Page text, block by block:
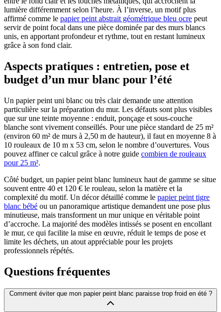
lumière différemment selon l’heure. À l’inverse, un motif plus
affirmé comme le papier peint abstrait géométrique bleu ocre peut
servir de point focal dans une pièce dominée par des murs blancs
unis, en apportant profondeur et rythme, tout en restant lumineux
grâce à son fond clair.
Aspects pratiques : entretien, pose et
budget d’un mur blanc pour l’été
Un papier peint uni blanc ou très clair demande une attention
particulière sur la préparation du mur. Les défauts sont plus visibles
que sur une teinte moyenne : enduit, ponçage et sous-couche
blanche sont vivement conseillés. Pour une pièce standard de 25 m²
(environ 60 m² de murs à 2,50 m de hauteur), il faut en moyenne 8 à
10 rouleaux de 10 m x 53 cm, selon le nombre d’ouvertures. Vous
pouvez affiner ce calcul grâce à notre guide combien de rouleaux
pour 25 m².
Côté budget, un papier peint blanc lumineux haut de gamme se situe
souvent entre 40 et 120 € le rouleau, selon la matière et la
complexité du motif. Un décor détaillé comme le papier peint tigre
blanc bébé ou un panoramique artistique demandent une pose plus
minutieuse, mais transforment un mur unique en véritable point
d’accroche. La majorité des modèles intissés se posent en encollant
le mur, ce qui facilite la mise en œuvre, réduit le temps de pose et
limite les déchets, un atout appréciable pour les projets
professionnels répétés.
Questions fréquentes
Comment éviter que mon papier peint blanc paraisse trop froid en été ?